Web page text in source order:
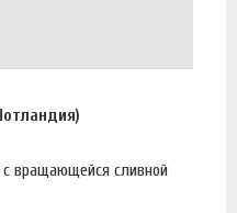
вращающейся сливной